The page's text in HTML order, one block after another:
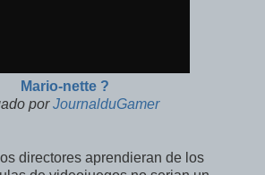
Mario-nette ?
porJournalduGamer
directores aprendieran de los